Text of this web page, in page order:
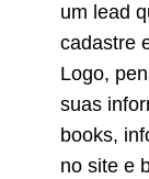
um lead
cadastre
Logo,
suas
books,
no site e